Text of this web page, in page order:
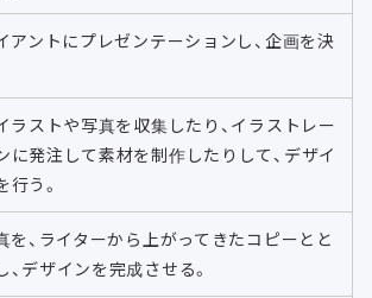
アントにプレゼンテーションし、企画を決
ストや写真を収集したり、イラストレー
に発注して素材を制作したりして、デザイ
う。
、ライターから上がってきたコピーとと
デザインを完成させる。